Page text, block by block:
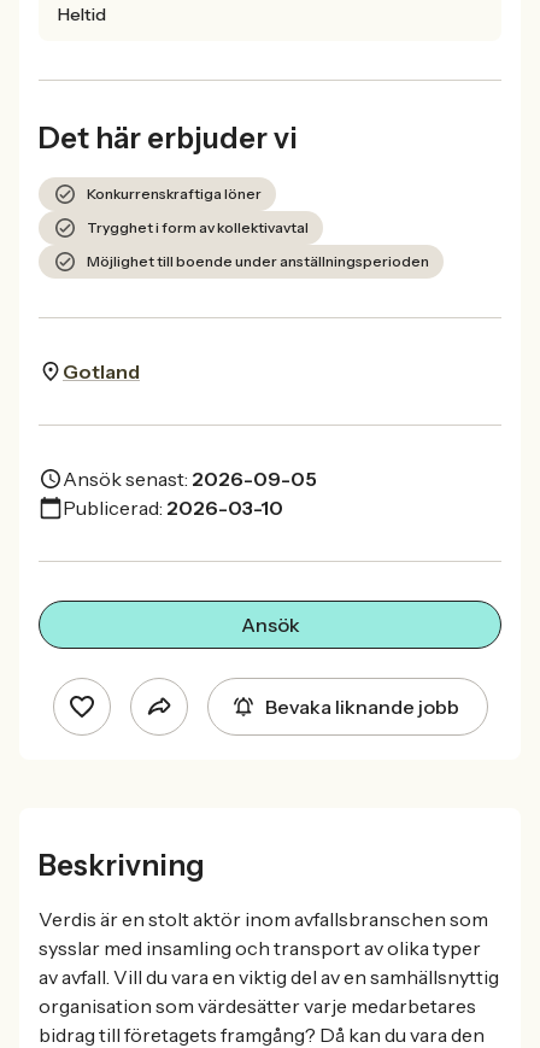
Heltid
Det här erbjuder vi
Konkurrenskraftiga löner
Trygghet i form av kollektivavtal
Möjlighet till boende under anställningsperioden
Gotland
Ansök senast: 2026-09-05
Publicerad: 2026-03-10
Ansök
Bevaka liknande jobb
Beskrivning
Verdis är en stolt aktör inom avfallsbranschen som
sysslar med insamling och transport av olika typer
av avfall. Vill du vara en viktig del av en samhällsnyttig
organisation som värdesätter varje medarbetares
bidrag till företagets framgång? Då kan du vara den